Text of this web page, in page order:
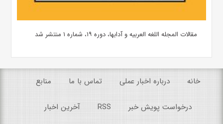
مقالات المجله اللغه العربیه و آدابها، دوره ۱۹، شماره ۱ منتشر شد
خانه درباره اخبار عملی تماس با ما منابع
درخواست پویش خبر RSS آخرین اخبار